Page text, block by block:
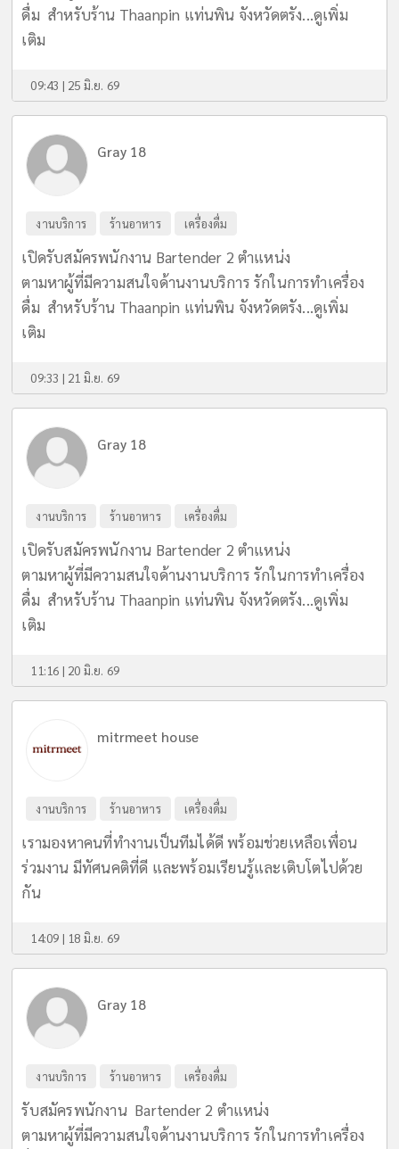
ดื่ม สำหรับร้าน Thaanpin แท่นพิน จังหวัดตรัง...ดูเพิ่ม
เติม
09:43 | 25 มิ.ย. 69
Gray 18
งานบริการ ร้านอาหาร เครื่องดื่ม
เปิดรับสมัครพนักงาน Bartender 2 ตำแหน่ง
ตามหาผู้ที่มีความสนใจด้านงานบริการ รักในการทำเครื่อง
ดื่ม สำหรับร้าน Thaanpin แท่นพิน จังหวัดตรัง...ดูเพิ่ม
เติม
09:33 | 21 มิ.ย. 69
Gray 18
งานบริการ ร้านอาหาร เครื่องดื่ม
เปิดรับสมัครพนักงาน Bartender 2 ตำแหน่ง
ตามหาผู้ที่มีความสนใจด้านงานบริการ รักในการทำเครื่อง
ดื่ม สำหรับร้าน Thaanpin แท่นพิน จังหวัดตรัง...ดูเพิ่ม
เติม
11:16 | 20 มิ.ย. 69
mitrmeet house
งานบริการ ร้านอาหาร เครื่องดื่ม
เรามองหาคนที่ทำงานเป็นทีมได้ดี พร้อมช่วยเหลือเพื่อน
ร่วมงาน มีทัศนคติที่ดี และพร้อมเรียนรู้และเติบโตไปด้วย
กัน
14:09 | 18 มิ.ย. 69
Gray 18
งานบริการ ร้านอาหาร เครื่องดื่ม
รับสมัครพนักงาน Bartender 2 ตำแหน่ง
ตามหาผู้ที่มีความสนใจด้านงานบริการ รักในการทำเครื่อง